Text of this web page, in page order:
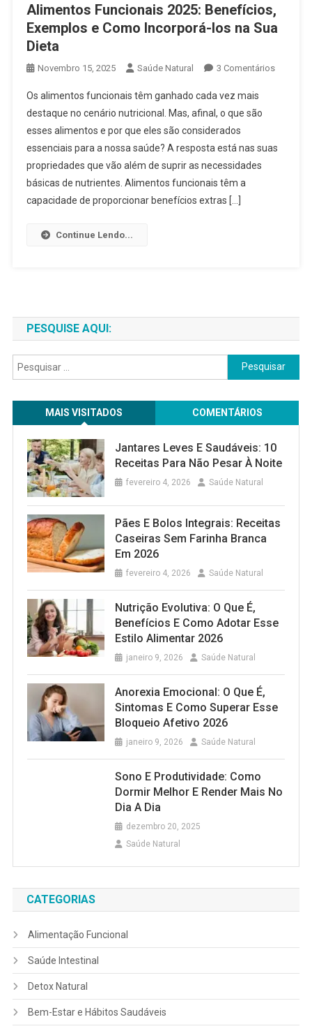
Alimentos Funcionais 2025: Benefícios,
Exemplos e Como Incorporá-los na Sua
Dieta
Novembro 15, 2025 Saúde Natural 3 ComentáriosEm
Os alimentos funcionais têm ganhado cada vez mais
destaque no cenário nutricional. Mas, afinal, o que são
esses alimentos e por que eles são considerados
essenciais para a nossa saúde? A resposta está nas suas
propriedades que vão além de suprir as necessidades
básicas de nutrientes. Alimentos funcionais têm a
capacidade de proporcionar benefícios extras […]
Continue Lendo...
PESQUISE AQUI:
Pesquisar
por:
MAIS VISITADOS COMENTÁRIOS
Jantares Leves E Saudáveis: 10
Receitas Para Não Pesar À Noite
fevereiro 4, 2026 Saúde Natural
Pães E Bolos Integrais: Receitas
Caseiras Sem Farinha Branca
Em 2026
fevereiro 4, 2026 Saúde Natural
Nutrição Evolutiva: O Que É,
Benefícios E Como Adotar Esse
Estilo Alimentar 2026
janeiro 9, 2026 Saúde Natural
Anorexia Emocional: O Que É,
Sintomas E Como Superar Esse
Bloqueio Afetivo 2026
janeiro 9, 2026 Saúde Natural
Sono E Produtividade: Como
Dormir Melhor E Render Mais No
Dia A Dia
dezembro 20, 2025
Saúde Natural
CATEGORIAS
Alimentação Funcional
Saúde Intestinal
Detox Natural
Bem-Estar e Hábitos Saudáveis